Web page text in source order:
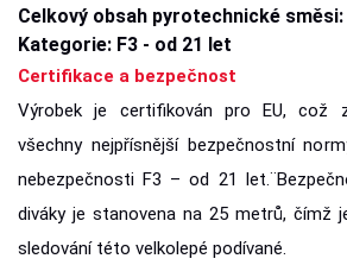
Celkový obsah pyrotechnické
Kategorie: F3 - od 21 let
Certifikace a bezpečnost
Výrobek je certifikován pro EU, což
všechny nejpřísnější bezpečnostní
nebezpečnosti F3 – od 21
diváky je stanovena na 25 metrů, čímž
sledování této velkolepé podívané.